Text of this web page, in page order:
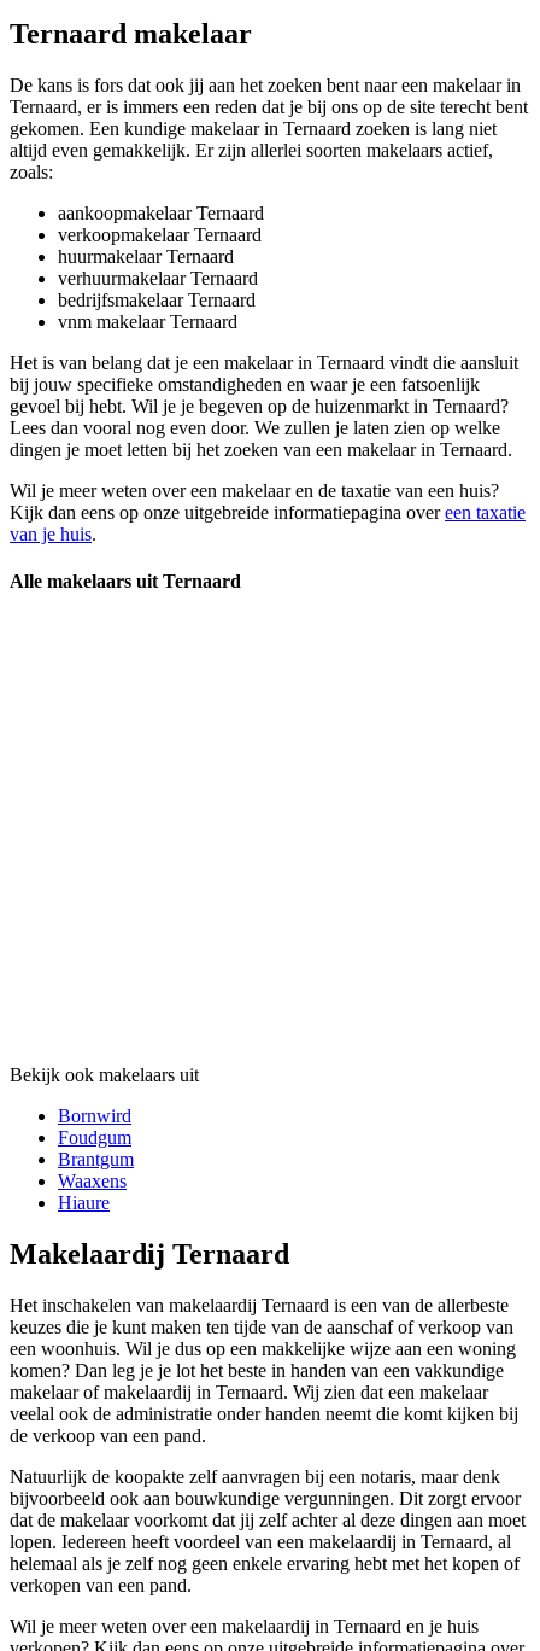
Ternaard makelaar
De kans is fors dat ook jij aan het zoeken bent naar een makelaar in
Ternaard, er is immers een reden dat je bij ons op de site terecht bent
gekomen. Een kundige makelaar in Ternaard zoeken is lang niet
altijd even gemakkelijk. Er zijn allerlei soorten makelaars actief,
zoals:
aankoopmakelaar Ternaard
verkoopmakelaar Ternaard
huurmakelaar Ternaard
verhuurmakelaar Ternaard
bedrijfsmakelaar Ternaard
vnm makelaar Ternaard
Het is van belang dat je een makelaar in Ternaard vindt die aansluit
bij jouw specifieke omstandigheden en waar je een fatsoenlijk
gevoel bij hebt. Wil je je begeven op de huizenmarkt in Ternaard?
Lees dan vooral nog even door. We zullen je laten zien op welke
dingen je moet letten bij het zoeken van een makelaar in Ternaard.
Wil je meer weten over een makelaar en de taxatie van een huis?
Kijk dan eens op onze uitgebreide informatiepagina overeen taxatie
van je huis.
Alle makelaars uit Ternaard
Bekijk ook makelaars uit
Bornwird
Foudgum
Brantgum
Waaxens
Hiaure
Makelaardij Ternaard
Het inschakelen van makelaardij Ternaard is een van de allerbeste
keuzes die je kunt maken ten tijde van de aanschaf of verkoop van
een woonhuis. Wil je dus op een makkelijke wijze aan een woning
komen? Dan leg je je lot het beste in handen van een vakkundige
makelaar of makelaardij in Ternaard. Wij zien dat een makelaar
veelal ook de administratie onder handen neemt die komt kijken bij
de verkoop van een pand.
Natuurlijk de koopakte zelf aanvragen bij een notaris, maar denk
bijvoorbeeld ook aan bouwkundige vergunningen. Dit zorgt ervoor
dat de makelaar voorkomt dat jij zelf achter al deze dingen aan moet
lopen. Iedereen heeft voordeel van een makelaardij in Ternaard, al
helemaal als je zelf nog geen enkele ervaring hebt met het kopen of
verkopen van een pand.
Wil je meer weten over een makelaardij in Ternaard en je huis